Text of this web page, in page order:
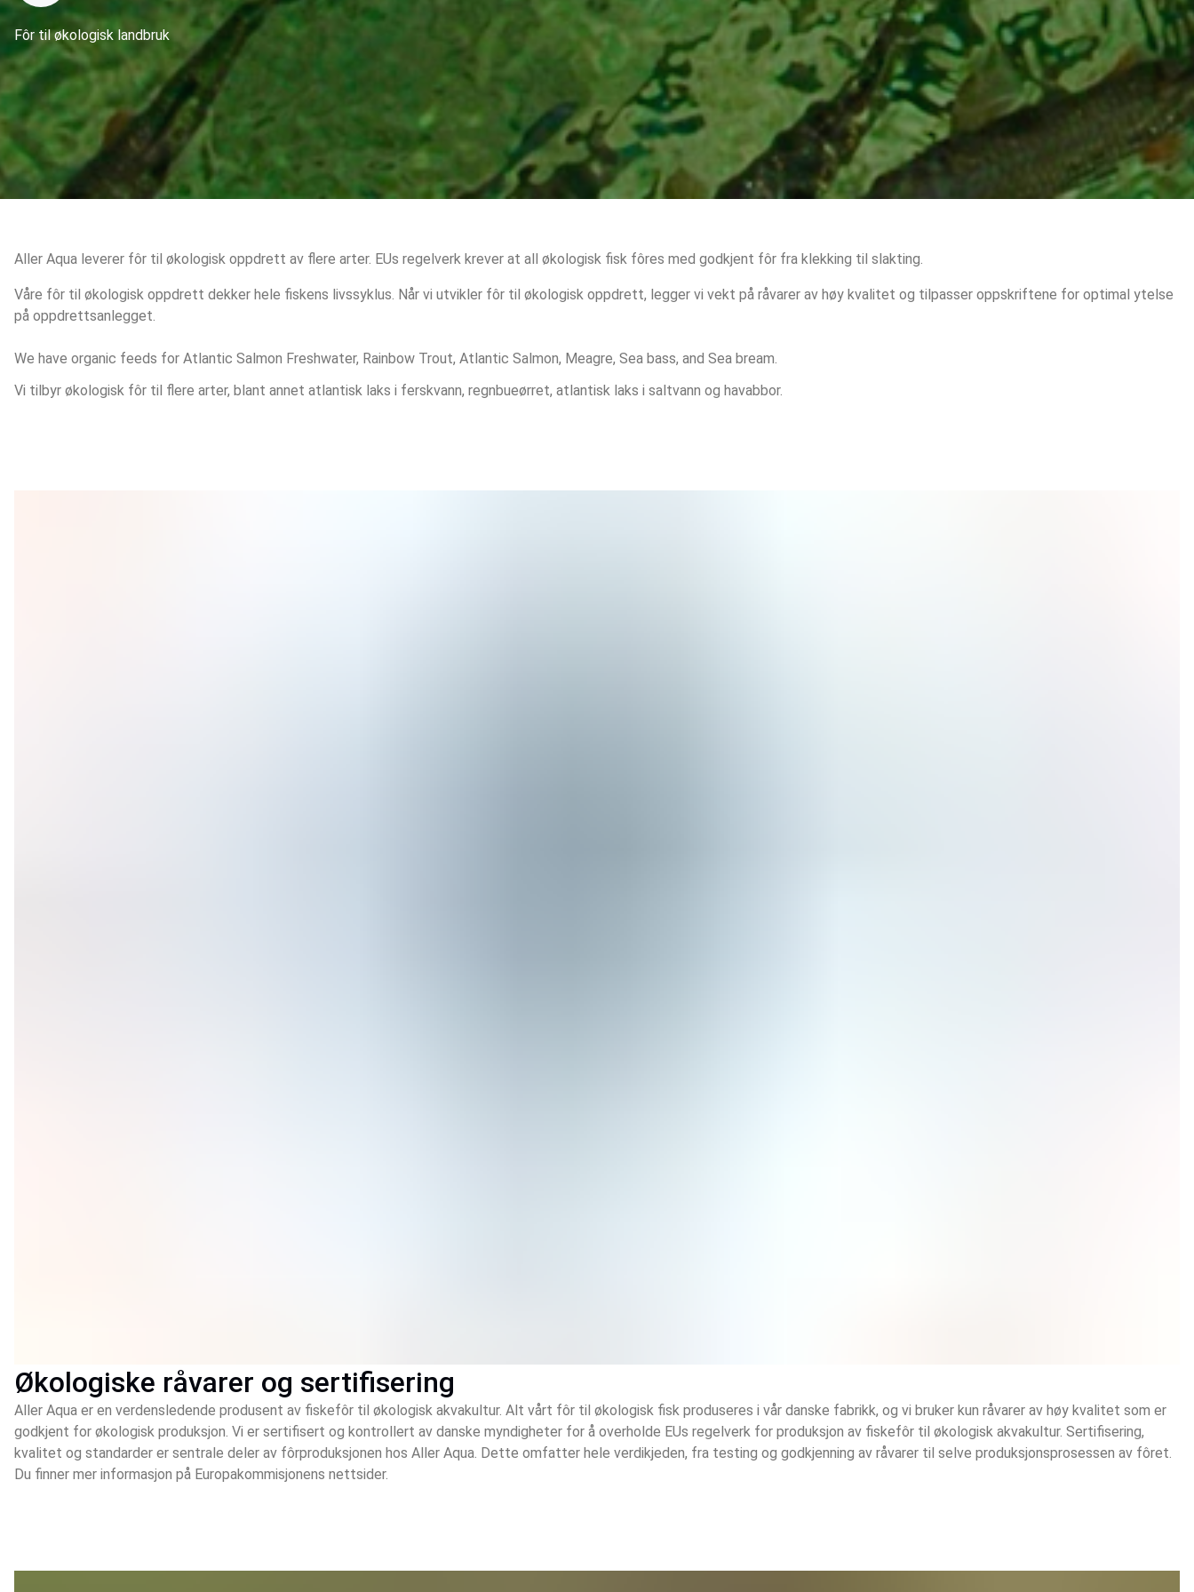
Fôr til økologisk landbruk
Aller Aqua leverer fôr til økologisk oppdrett av flere arter. EUs regelverk krever at all økologisk fisk fôres med godkjent fôr fra klekking til slakting.
Våre fôr til økologisk oppdrett dekker hele fiskens livssyklus. Når vi utvikler fôr til økologisk oppdrett, legger vi vekt på råvarer av høy kvalitet og tilpasser oppskriftene for optimal ytelse
på oppdrettsanlegget.
We have organic feeds for Atlantic Salmon Freshwater, Rainbow Trout, Atlantic Salmon, Meagre, Sea bass, and Sea bream.
Vi tilbyr økologisk fôr til flere arter, blant annet atlantisk laks i ferskvann, regnbueørret, atlantisk laks i saltvann og havabbor.
Økologiske råvarer og sertifisering
Aller Aqua er en verdensledende produsent av fiskefôr til økologisk akvakultur. Alt vårt fôr til økologisk fisk produseres i vår danske fabrikk, og vi bruker kun råvarer av høy kvalitet som er
godkjent for økologisk produksjon. Vi er sertifisert og kontrollert av danske myndigheter for å overholde EUs regelverk for produksjon av fiskefôr til økologisk akvakultur. Sertifisering,
kvalitet og standarder er sentrale deler av fôrproduksjonen hos Aller Aqua. Dette omfatter hele verdikjeden, fra testing og godkjenning av råvarer til selve produksjonsprosessen av fôret.
Du finner mer informasjon på Europakommisjonens nettsider.